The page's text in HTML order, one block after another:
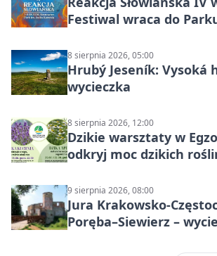
Festiwal wraca do
8 sierpnia 2026, 05:00
Hrubý Jeseník: Vysoká
wycieczka
8 sierpnia 2026, 12:00
Dzikie warsztaty w
odkryj moc dzikich
9 sierpnia 2026, 08:00
Jura Krakowsko-
Poręba–Siewierz –